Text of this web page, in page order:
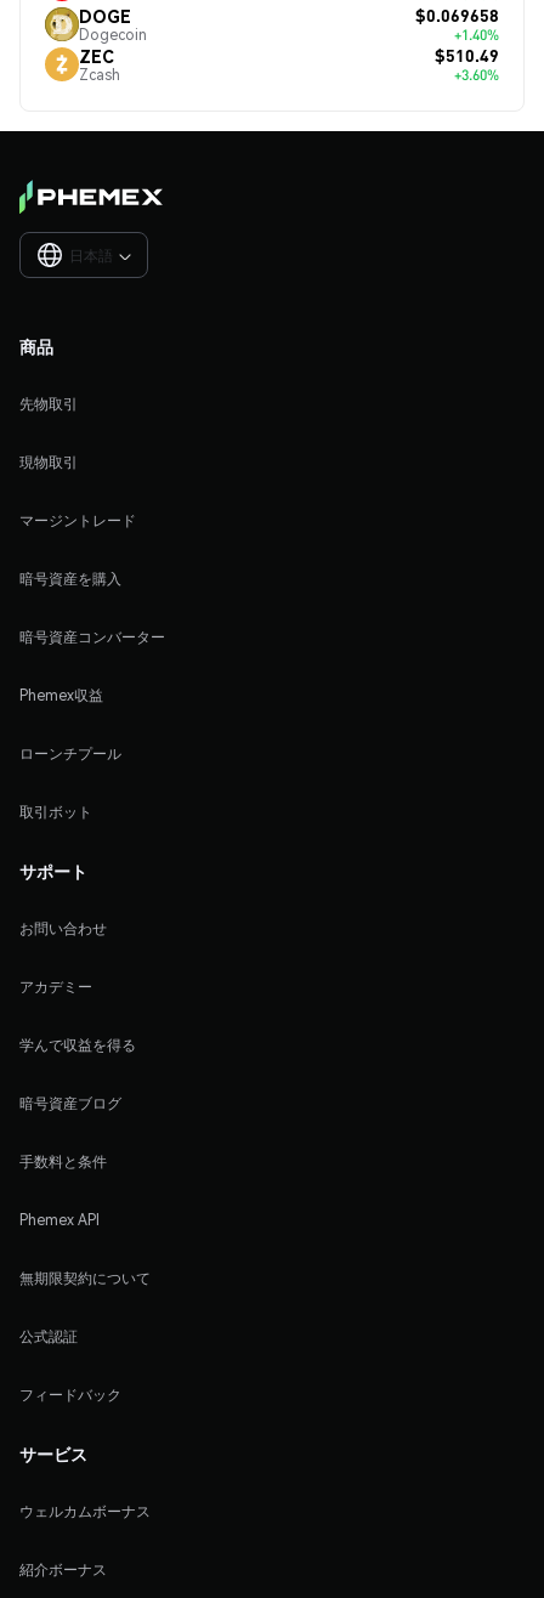
DOGE
Dogecoin
$0.069658
+1.40%
ZEC
Zcash
$510.49
+3.60%
日本語 
商品
先物取引
現物取引
マージントレード
暗号資産を購入
暗号資産コンバーター
Phemex収益
ローンチプール
取引ボット
サポート
お問い合わせ
アカデミー
学んで収益を得る
暗号資産ブログ
手数料と条件
Phemex API
無期限契約について
公式認証
フィードバック
サービス
ウェルカムボーナス
紹介ボーナス